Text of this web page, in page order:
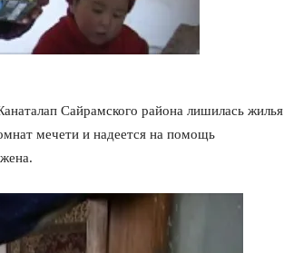
Сайрамского района лишилась жилья
мечети и надеется на помощь